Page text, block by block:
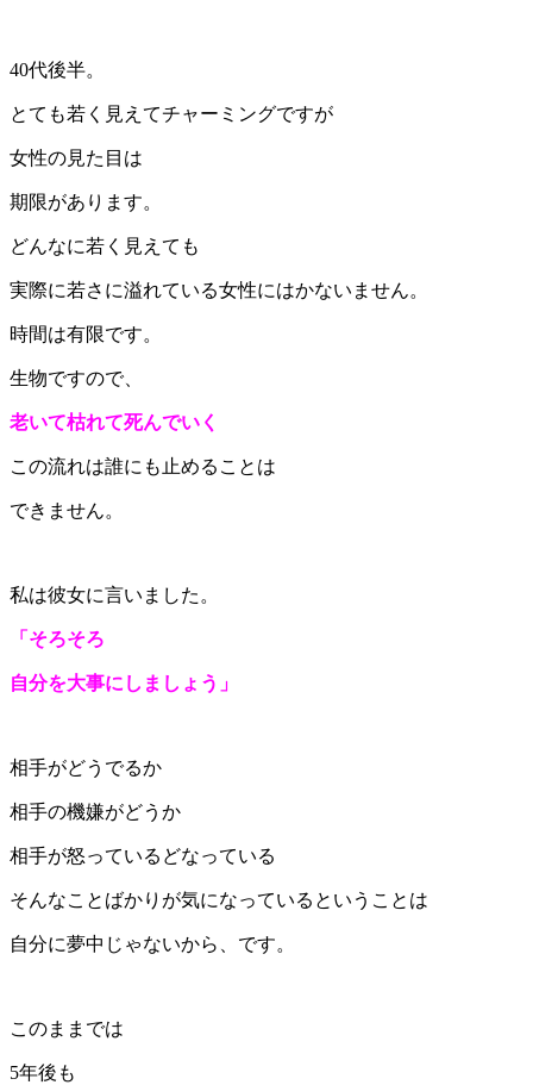
40代後半。
とても若く見えてチャーミングですが
女性の見た目は
期限があります。
どんなに若く見えても
実際に若さに溢れている女性にはかないません。
時間は有限です。
生物ですので、
老いて枯れて死んでいく
この流れは誰にも止めることは
できません。
私は彼女に言いました。
「そろそろ
自分を大事にしましょう」
相手がどうでるか
相手の機嫌がどうか
相手が怒っているどなっている
そんなことばかりが気になっているということは
自分に夢中じゃないから、です。
このままでは
5年後も